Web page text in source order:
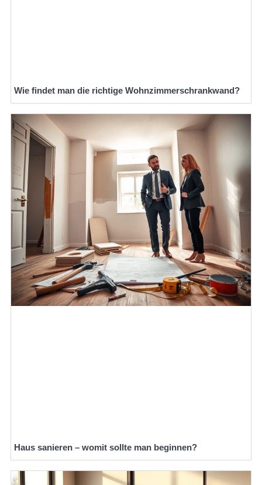
Wie findet man die richtige Wohnzimmerschrankwand?
Haus sanieren – womit sollte man beginnen?